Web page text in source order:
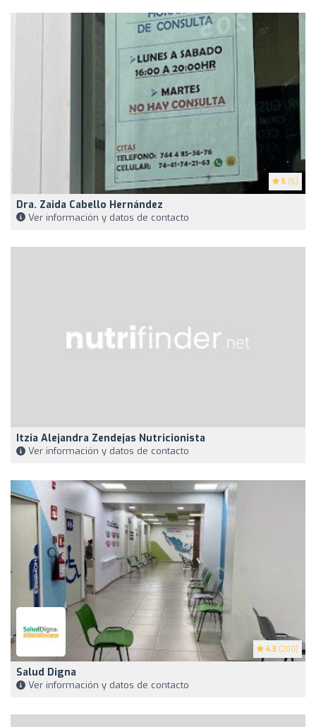
5 (5)
Dra. Zaida Cabello Hernández
Ver información y datos de contacto
Itzia Alejandra Zendejas Nutricionista
Ver información y datos de contacto
4.3 (200)
Salud Digna
Ver información y datos de contacto